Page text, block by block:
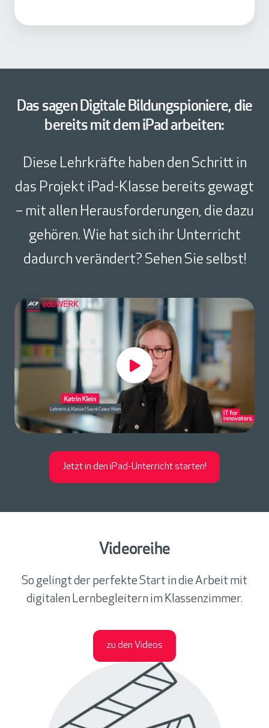
A
m
y
Das sagen Digitale Bildungspioniere, die
bereits mit dem iPad arbeiten:
Diese Lehrkräfte haben den Schritt in
das Projekt iPad-Klasse bereits gewagt
– mit allen Herausforderungen, die dazu
gehören. Wie hat sich ihr Unterricht
dadurch verändert? Sehen Sie selbst!
Jetzt in den iPad-Unterricht starten!
Videoreihe
So gelingt der perfekte Start in die Arbeit mit
digitalen Lernbegleitern im Klassenzimmer.
zu den Videos